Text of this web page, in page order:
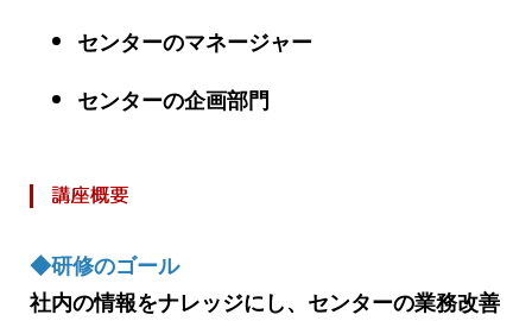
センターのマネージャー
センターの企画部門
◆研修のゴール
社内の情報をナレッジにし、センターの業務改善